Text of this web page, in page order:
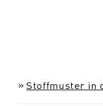
Stoffmuster in